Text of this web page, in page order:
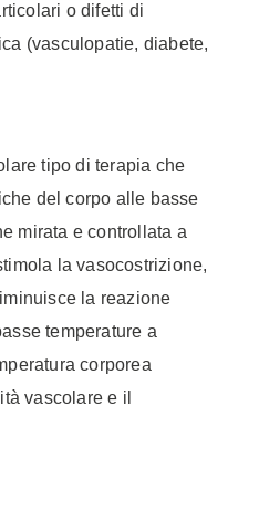
o difetti di
(vasculopatie, diabete,
tipo di terapia che
del corpo alle basse
mirata e controllata a
la vasocostrizione,
la reazione
temperature a
corporea
vascolare e il